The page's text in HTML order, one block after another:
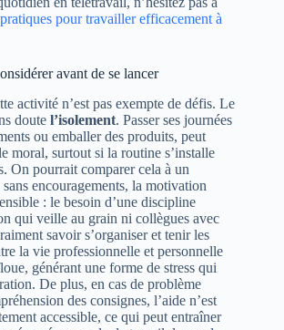
pour travailler efficacement à
avant de se lancer
activité n’est pas exempte de défis. Le
doute l’isolement. Passer ses journées
ou emballer des produits, peut
moral, surtout si la routine s’installe
On pourrait comparer cela à un
encouragements, la motivation
: le besoin d’une discipline
qui veille au grain ni collègues avec
savoir s’organiser et tenir les
la vie professionnelle et personnelle
générant une forme de stress qui
De plus, en cas de problème
des consignes, l’aide n’est
accessible, ce qui peut entraîner